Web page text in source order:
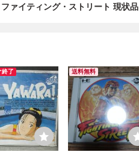
ァイティング・ストリート 現状品
終了 送料無料